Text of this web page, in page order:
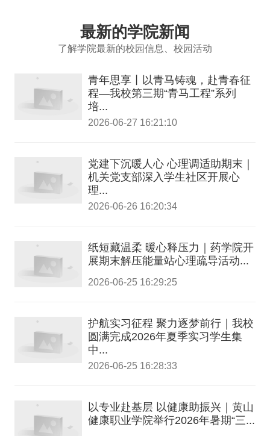
最新的学院新闻
了解学院最新的校园信息、校园活动
青年思享丨以青马铸魂，赴青春征
程—我校第三期“青马工程”系列
培...
2026-06-27 16:21:10
党建下沉暖人心 心理调适助期末｜
机关党支部深入学生社区开展心
理...
2026-06-26 16:20:34
纸短藏温柔 暖心释压力｜药学院开
展期末解压能量站心理疏导活动...
2026-06-25 16:29:25
护航实习征程 聚力逐梦前行｜我校
圆满完成2026年夏季实习学生集
中...
2026-06-25 16:28:33
以专业赴基层 以健康助振兴｜黄山
健康职业学院举行2026年暑期“三...